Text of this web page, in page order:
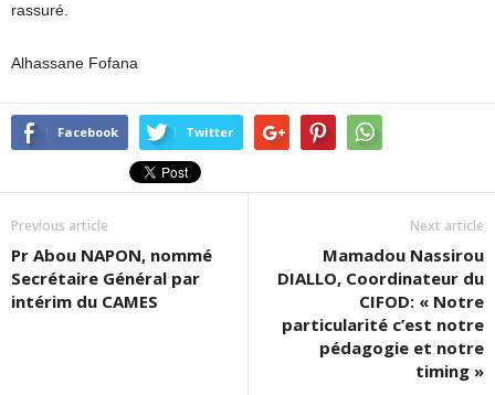
rassuré.
Alhassane Fofana
Facebook Twitter
Previous article
Pr Abou NAPON, nommé
Secrétaire Général par
intérim du CAMES
Next article
Mamadou Nassirou
DIALLO, Coordinateur du
CIFOD: « Notre
particularité c’est notre
pédagogie et notre
timing »